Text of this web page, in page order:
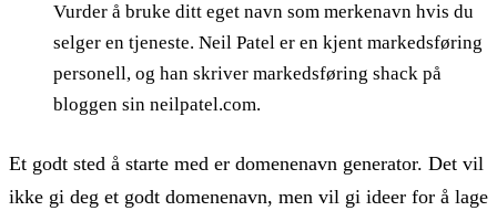
Vurder å bruke ditt eget navn som merkenavn hvis du
selger en tjeneste. Neil Patel er en kjent markedsføring
personell, og han skriver markedsføring shack på
bloggen sin neilpatel.com.
Et godt sted å starte med er domenenavn generator. Det vil
ikke gi deg et godt domenenavn, men vil gi ideer for å lage